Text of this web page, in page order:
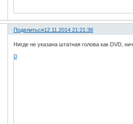
Поделиться12.11.2014 21:21:38
Нигде не указана штатная голова как DVD,
0